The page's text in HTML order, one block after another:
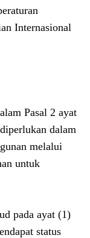
Internasional
Pasal 2 ayat
dalam
melalui
untuk
pada ayat (1)
status